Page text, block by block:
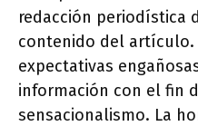
redacción periodística
contenido del artículo.
expectativas
información con el fin
sensacionalismo. La